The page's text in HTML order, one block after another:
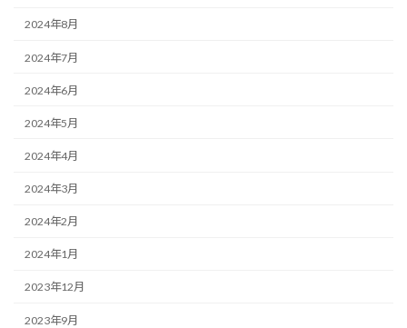
2024年8月
2024年7月
2024年6月
2024年5月
2024年4月
2024年3月
2024年2月
2024年1月
2023年12月
2023年9月